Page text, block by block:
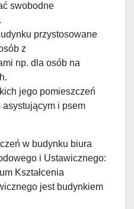
swobodne
przystosowane
z
np. dla osób na
jego pomieszczeń
i psem
w budynku biura
i Ustawicznego:
Kształcenia
jest budynkiem